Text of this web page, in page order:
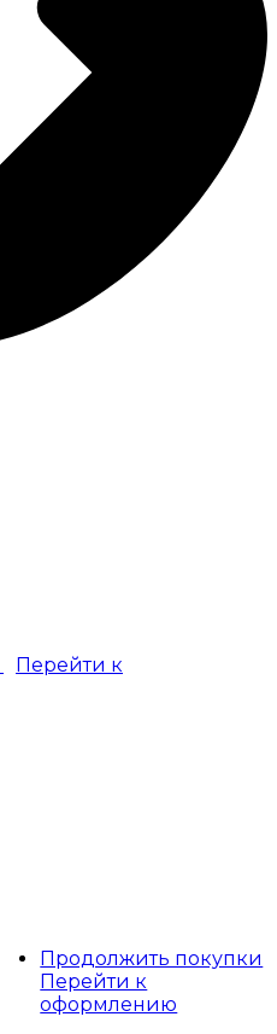
Перейти к
Продолжить покупки
Перейти к
оформлению